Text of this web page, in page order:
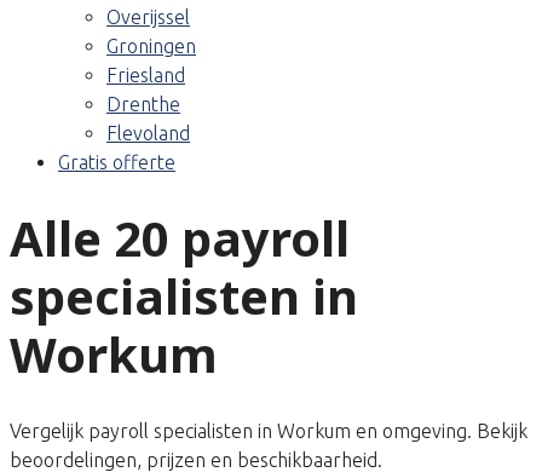
Overijssel
Groningen
Friesland
Drenthe
Flevoland
Gratis offerte
Alle 20 payroll
specialisten in
Workum
Vergelijk payroll specialisten in Workum en omgeving. Bekijk
beoordelingen, prijzen en beschikbaarheid.